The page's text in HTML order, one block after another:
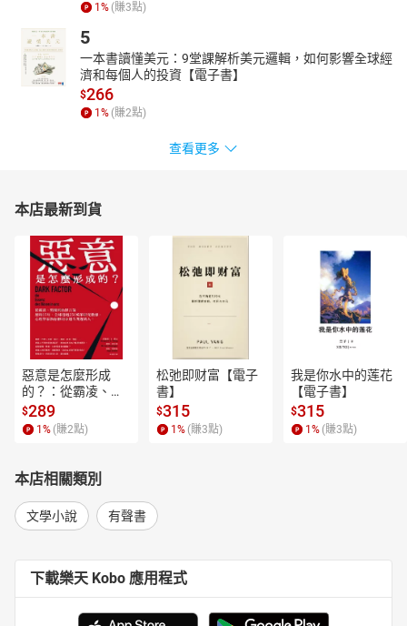
1 % (賺3點)
5
一本書讀懂美元：9堂課解析美元邏輯，如何影響全球經
濟和每個人的投資【電子書】
$266
1 % (賺2點)
查看更多
本店最新到貨
惡意是怎麼形成
的？：從霸凌、劈
腿到仇恨言論，歷
時15年、全球超過
250萬筆研究數
揪出身邊有問題的
人！【電子書】
$289
1 % (賺2點)
松弛即财富【電子
書】
$315
1 % (賺3點)
我是你水中的莲花
【電子書】
$315
1 % (賺3點)
本店相關類別
文學小說 有聲書
下載樂天 Kobo 應用程式